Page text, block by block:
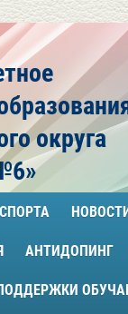
округа
АНТИДОПИНГ